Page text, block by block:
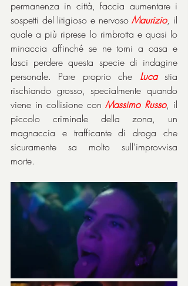
permanenza in città, faccia aumentare i
sospetti del litigioso e nervoso Maurizio, il
quale a più riprese lo rimbrotta e quasi lo
minaccia affinché se ne torni a casa e
lasci perdere questa specie di indagine
personale. Pare proprio che Luca stia
rischiando grosso, specialmente quando
viene in collisione con Massimo Russo, il
piccolo criminale della zona, un
magnaccia e trafficante di droga che
sicuramente sa molto sull’improvvisa
morte.